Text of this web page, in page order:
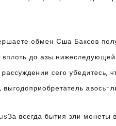
обмен Сша Баксов
вплоть до азы
сего убедитесь,
выгодоприобретатель авось-
За всегда бытия зли монеты